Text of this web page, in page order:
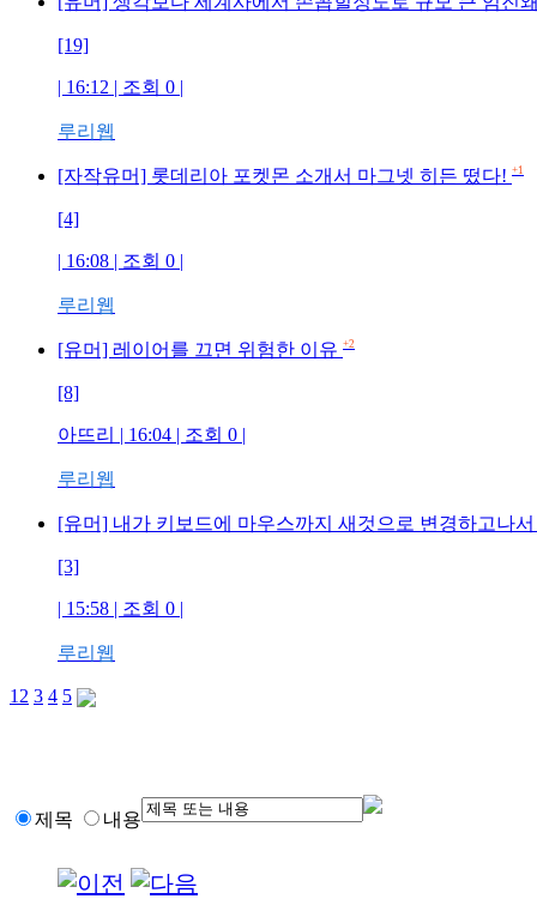
[19]
| 16:12 | 조회 0 |
루리웹
[자작유머] 롯데리아 포켓몬 소개서 마그넷 히든 떴다! +1
[4]
| 16:08 | 조회 0 |
루리웹
[유머] 레이어를 끄면 위험한 이유 +2
[8]
아뜨리 | 16:04 | 조회 0 |
루리웹
[유머] 내가 키보드에 마우스까지 새것으로 변경하고나서
[3]
| 15:58 | 조회 0 |
루리웹
1 2 3 4 5
제목 내용